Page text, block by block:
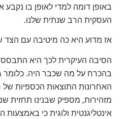
באופן דומה למדי לאופן בו נקבע
העסקית הרב שנתית שלנו.
אז מדוע היא כה מיטיבה עם הצד
הסיבה העיקרית לכך היא
בהכרח על מה שכבר היה. כלומר
האחרונות התוצאות הכספיות של
מזהירות, מספיק שבנינו תחזית
אינטליגנטית ולוגית כי באמצעות